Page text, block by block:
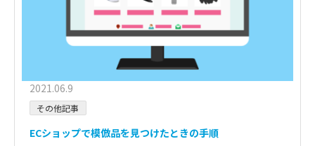
2021.06.9
その他記事
ECショップで模倣品を見つけたときの手順